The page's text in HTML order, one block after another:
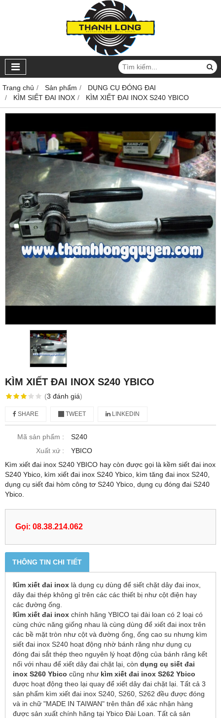
Trang chủ Sản phẩm
DỤNG CỤ ĐÓNG ĐAI
KÌM SIẾT ĐAI INOX
KÌM XIẾT ĐAI INOX S240 YBICO
KÌM XIẾT ĐAI INOX S240 YBICO
(3 đánh giá)
SHARE TWEET LINKEDIN
Mã sản phẩm :
S240
Xuất xứ :
YBICO
Kìm xiết đai inox S240 YBICO hay còn được gọi là kềm siết đai inox
S240 Ybico, kìm xiết đai inox S240 Ybico, kìm tăng đai inox S240,
dụng cụ siết đai hòm công tơ S240 Ybico, dụng cụ đóng đai S240
Ybico.
Gọi: 08.38.214.062
THÔNG TIN CHI TIẾT
Kìm xiết đai inox là dụng cụ dùng để siết chặt dây đai inox,
dây đai thép không gỉ trên các các thiết bị như cột điện hay
các đường ống.
Kìm xiết đai inox chính hãng YBICO tại đài loan có 2 loại có
cùng chức năng giống nhau là cùng dùng để xiết đai inox trên
các bề mặt tròn như cột và đường ống, ống cao su nhưng kìm
siết đai inox S240 hoạt động nhờ bánh răng như dụng cụ
đóng đai sắt thép theo nguyên lý hoạt động của bánh răng kết
nối với nhau để xiết dây đai chặt lại, còn dụng cụ siết đai
inox S260 Ybico cũng như kìm xiết đai inox S262 Ybico
được hoạt động theo lại quay để xiết dây đai chặt lại. Tất cả 3
sản phẩm kìm xiết đai inox S240, S260, S262 đều được đóng
và in chữ "MADE IN TAIWAN" trên thân để xác nhận hàng
được sản xuất chính hãng tại Ybico Đài Loan. Tất cả sản